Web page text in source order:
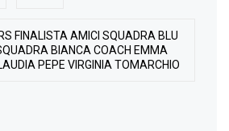
FINALISTA AMICI SQUADRA BLU
BIANCA COACH EMMA
PEPE VIRGINIA TOMARCHIO